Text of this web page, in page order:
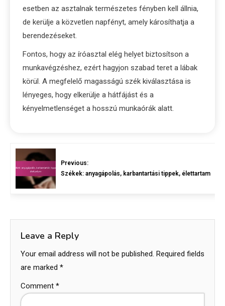
esetben az asztalnak természetes fényben kell állnia,
de kerülje a közvetlen napfényt, amely károsíthatja a
berendezéseket.
Fontos, hogy az íróasztal elég helyet biztosítson a
munkavégzéshez, ezért hagyjon szabad teret a lábak
körül. A megfelelő magasságú szék kiválasztása is
lényeges, hogy elkerülje a hátfájást és a
kényelmetlenséget a hosszú munkaórák alatt.
Previous:
Székek: anyagápolás, karbantartási tippek, élettartam
Leave a Reply
Your email address will not be published. Required fields
are marked *
Comment *